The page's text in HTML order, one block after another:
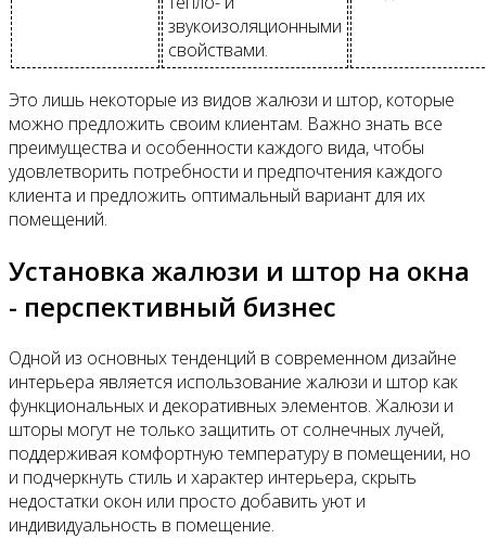
звукоизоляционными
свойствами.
Это лишь некоторые из видов жалюзи и штор, которые
можно предложить своим клиентам. Важно знать все
преимущества и особенности каждого вида, чтобы
удовлетворить потребности и предпочтения каждого
клиента и предложить оптимальный вариант для их
помещений.
Установка жалюзи и штор на окна
- перспективный бизнес
Одной из основных тенденций в современном дизайне
интерьера является использование жалюзи и штор как
функциональных и декоративных элементов. Жалюзи и
шторы могут не только защитить от солнечных лучей,
поддерживая комфортную температуру в помещении, но
и подчеркнуть стиль и характер интерьера, скрыть
недостатки окон или просто добавить уют и
индивидуальность в помещение.